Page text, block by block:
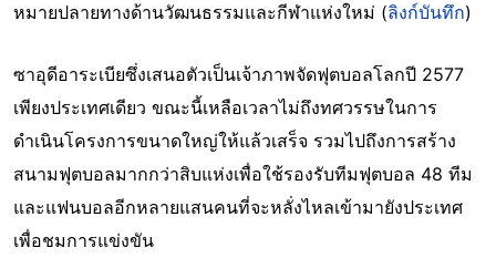
หมายปลายทางด้านวัฒนธรรมและกีฬาแห่งใหม่ (ลิงก์บันทึก)
ซาอุดีอาระเบียซึ่งเสนอตัวเป็นเจ้าภาพจัดฟุตบอลโลกปี 2577
เพียงประเทศเดียว ขณะนี้เหลือเวลาไม่ถึงทศวรรษในการ
ดำเนินโครงการขนาดใหญ่ให้แล้วเสร็จ รวมไปถึงการสร้าง
สนามฟุตบอลมากกว่าสิบแห่งเพื่อใช้รองรับทีมฟุตบอล 48 ทีม
และแฟนบอลอีกหลายแสนคนที่จะหลั่งไหลเข้ามายังประเทศ
เพื่อชมการแข่งขัน